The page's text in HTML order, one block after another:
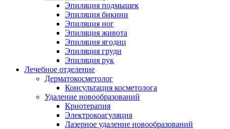
Эпиляция подмышек
Эпиляция бикини
Эпиляция ног
Эпиляция живота
Эпиляция ягодиц
Эпиляция груди
Эпиляция рук
Лечебное отделение
Дерматокосметолог
Консультация косметолога
Удаление новообразований
Криотерапия
Электрокоагуляция
Лазерное удаление новообразований